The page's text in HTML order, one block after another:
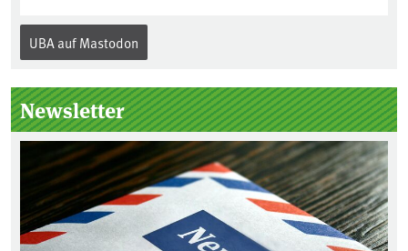
Internationalen Tag des Bodens, der
„Boden des Jahres“ vorgestellt. Das UBA
Kuratorium, wie wird der Boden des
Jahres ausgewählt und was passiert
eigentlich während eines solchen
Bodenjahres? Infos dazu gibt es im
aktuellen Podcast „Soilcast“. Jetzt
reinhören:
https://soilcast.de/interview/sc202-
interview-die-kuer-der-krume/
UBA auf Mastodon
Newsletter